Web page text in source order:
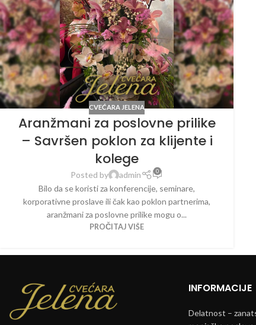
CVEĆARA JELENA
Aranžmani za poslovne prilike
– Savršen poklon za klijente i
kolege
Posted by admin 0
Bilo da se koristi za konferencije, seminare,
korporativne proslave ili čak kao poklon partnerima,
aranžmani za poslovne prilike mogu o...
PROČITAJ VIŠE
INFORMACIJE
Delatnost –